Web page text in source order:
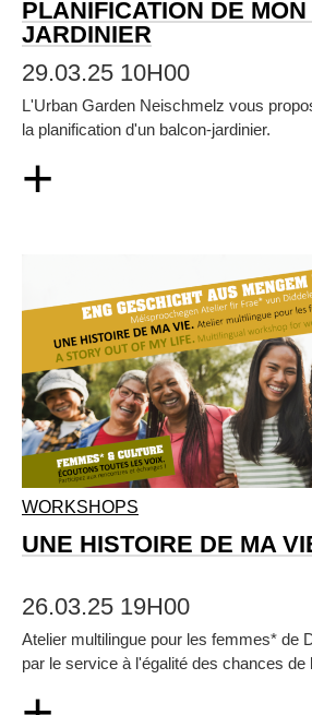
PLANIFICATION DE
JARDINIER
29.03.25 10H00
L'Urban Garden Neischmelz vous
la planification d'un balcon-jardinier.
+
WORKSHOPS
UNE HISTOIRE DE MA
26.03.25 19H00
Atelier multilingue pour les femmes* de
par le service à l'égalité des chances de